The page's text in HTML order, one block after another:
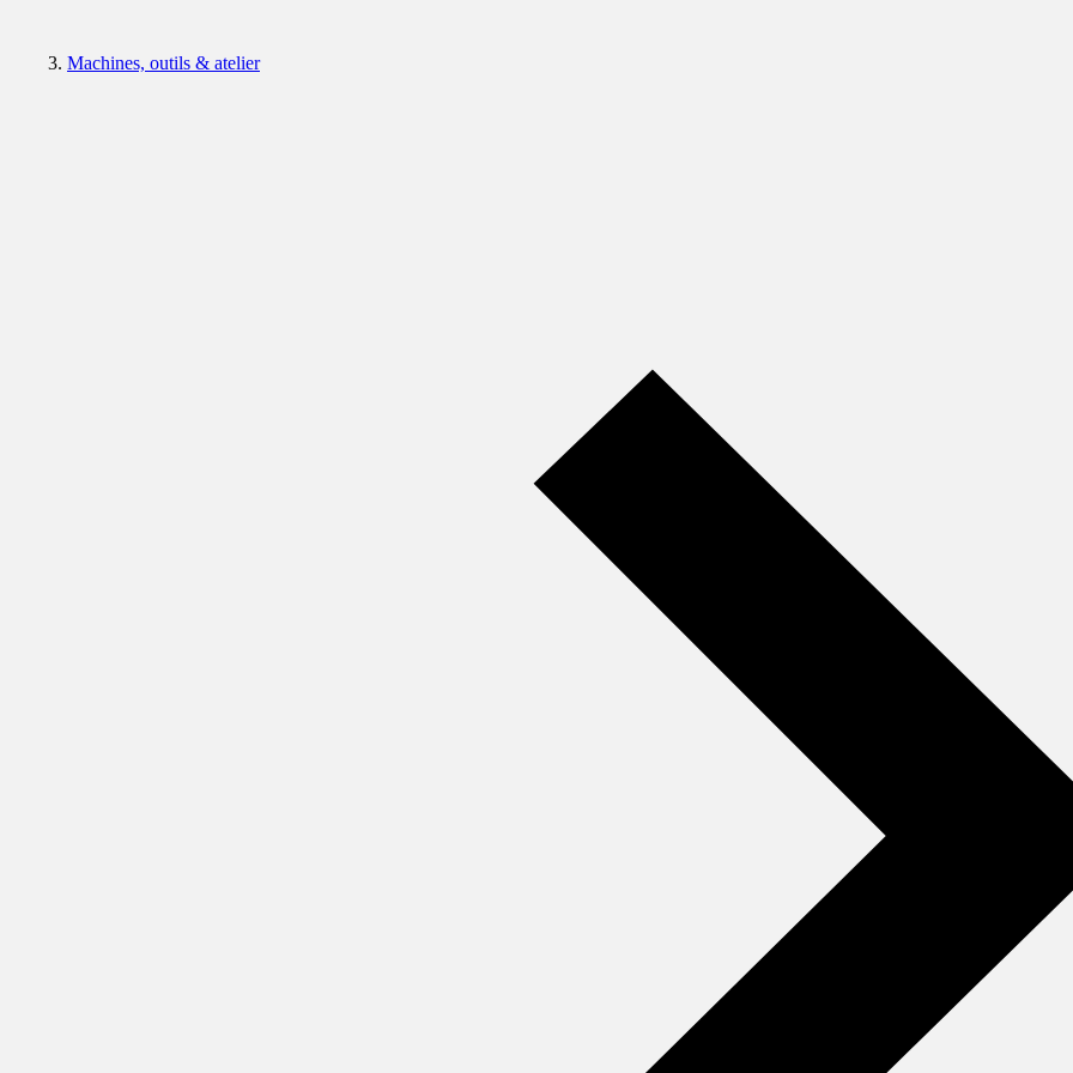
Machines, outils & atelier